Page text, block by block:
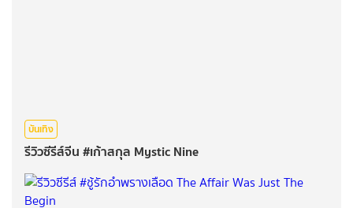
บันเทิง
รีวิวซีรีส์จีน #เก้าสกุล Mystic Nine